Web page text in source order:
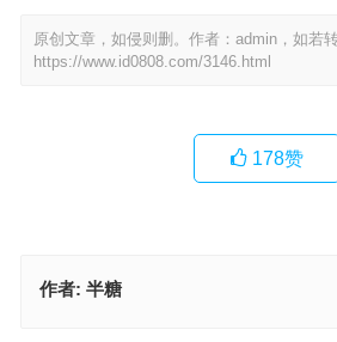
原创文章，如侵则删。作者：admin，如若
https://www.id0808.com/3146.html
178赞
作者: 半糖